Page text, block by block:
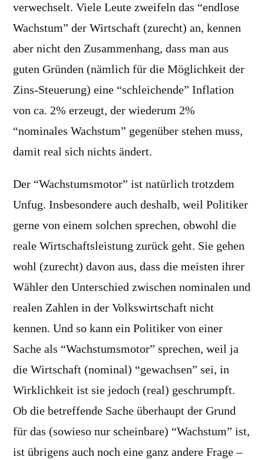
verwechselt. Viele Leute zweifeln das “endlose
Wachstum” der Wirtschaft (zurecht) an, kennen
aber nicht den Zusammenhang, dass man aus
guten Gründen (nämlich für die Möglichkeit der
Zins-Steuerung) eine “schleichende” Inflation
von ca. 2% erzeugt, der wiederum 2%
“nominales Wachstum” gegenüber stehen muss,
damit real sich nichts ändert.
Der “Wachstumsmotor” ist natürlich trotzdem
Unfug. Insbesondere auch deshalb, weil Politiker
gerne von einem solchen sprechen, obwohl die
reale Wirtschaftsleistung zurück geht. Sie gehen
wohl (zurecht) davon aus, dass die meisten ihrer
Wähler den Unterschied zwischen nominalen und
realen Zahlen in der Volkswirtschaft nicht
kennen. Und so kann ein Politiker von einer
Sache als “Wachstumsmotor” sprechen, weil ja
die Wirtschaft (nominal) “gewachsen” sei, in
Wirklichkeit ist sie jedoch (real) geschrumpft.
Ob die betreffende Sache überhaupt der Grund
für das (sowieso nur scheinbare) “Wachstum” ist,
ist übrigens auch noch eine ganz andere Frage –